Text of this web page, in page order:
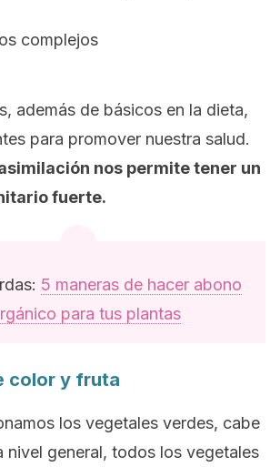
complejos
además de básicos en la dieta,
para promover nuestra salud.
nos permite tener un
fuerte.
5 maneras de hacer abono
para tus plantas
color y fruta
los vegetales verdes, cabe
nivel general, todos los vegetales